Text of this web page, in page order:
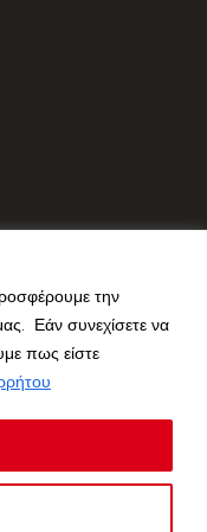
την
Εάν συνεχίσετε να
πως είστε
with ❤ by